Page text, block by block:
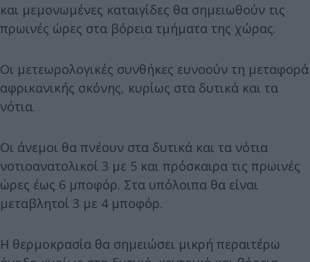
και μεμονωμένες καταιγίδες θα σημειωθούν τις
πρωινές ώρες στα βόρεια τμήματα της χώρας.
Οι μετεωρολογικές συνθήκες ευνοούν τη μεταφορά
αφρικανικής σκόνης, κυρίως στα δυτικά και τα
νότια.
Οι άνεμοι θα πνέουν στα δυτικά και τα νότια
νοτιοανατολικοί 3 με 5 και πρόσκαιρα τις πρωινές
ώρες έως 6 μποφόρ. Στα υπόλοιπα θα είναι
μεταβλητοί 3 με 4 μποφόρ.
Η θερμοκρασία θα σημειώσει μικρή περαιτέρω